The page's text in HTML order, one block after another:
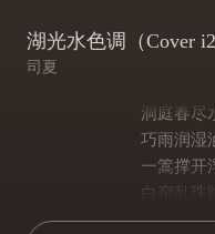
湖光水色调（Cover
司夏
洞庭春尽
巧雨润湿
一篙撑开
白帘乱珠
千倾湖水